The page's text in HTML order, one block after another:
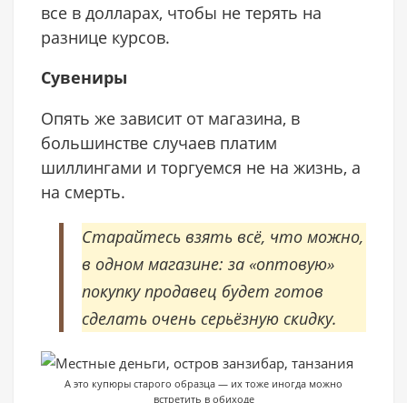
все в долларах, чтобы не терять на
разнице курсов.
Сувениры
Опять же зависит от магазина, в
большинстве случаев платим
шиллингами и торгуемся не на жизнь, а
на смерть.
Старайтесь взять всё, что можно,
в одном магазине: за «оптовую»
покупку продавец будет готов
сделать очень серьёзную скидку.
А это купюры старого образца — их тоже иногда можно
встретить в обиходе